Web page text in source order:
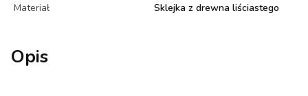
Materiał Sklejka z drewna liściastego
Opis